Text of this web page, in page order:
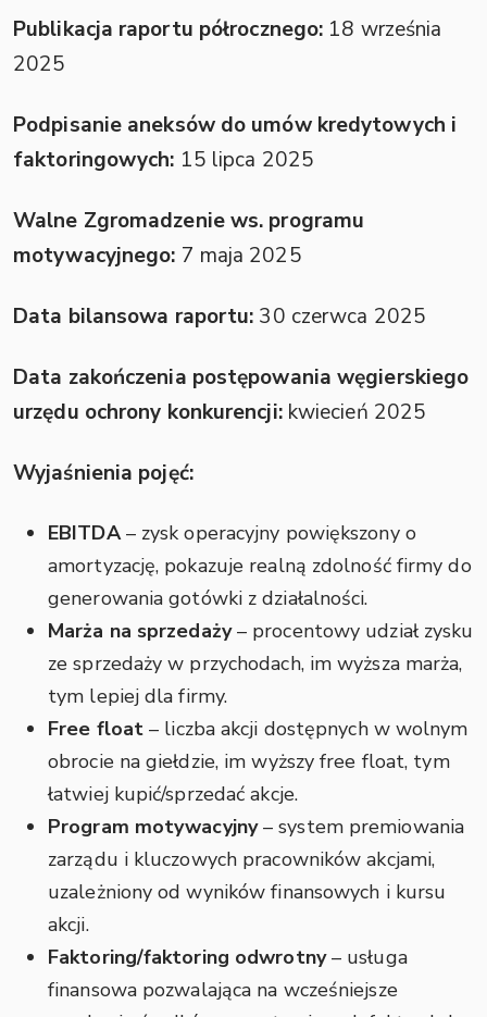
Publikacja raportu półrocznego: 18 września
2025
Podpisanie aneksów do umów kredytowych i
faktoringowych: 15 lipca 2025
Walne Zgromadzenie ws. programu
motywacyjnego: 7 maja 2025
Data bilansowa raportu: 30 czerwca 2025
Data zakończenia postępowania węgierskiego
urzędu ochrony konkurencji:kwiecień 2025
Wyjaśnienia pojęć:
EBITDA– zysk operacyjny powiększony o
amortyzację, pokazuje realną zdolność firmy do
generowania gotówki z działalności.
Marża na sprzedaży– procentowy udział zysku
ze sprzedaży w przychodach, im wyższa marża,
tym lepiej dla firmy.
Free float – liczba akcji dostępnych w wolnym
obrocie na giełdzie, im wyższy free float, tym
łatwiej kupić/sprzedać akcje.
Program motywacyjny– system premiowania
zarządu i kluczowych pracowników akcjami,
uzależniony od wyników finansowych i kursu
akcji.
Faktoring/faktoring odwrotny– usługa
finansowa pozwalająca na wcześniejsze